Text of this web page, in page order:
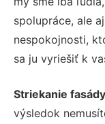
spolupráce, ale
nespokojnosti,
sa ju vyriešiť k
Striekanie
výsledok